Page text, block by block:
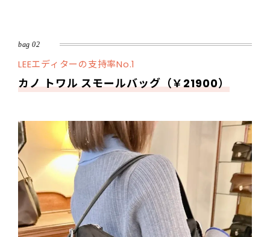
bag 02
LEEエディターの支持率No.1
カノ トワル スモールバッグ（￥21900）